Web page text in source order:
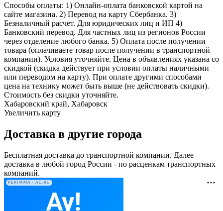
Способы оплаты: 1) Онлайн-оплата банковской картой на
сайте магазина. 2) Перевод на карту Сбербанка. 3)
Безналичный расчет. Для юридических лиц и ИП 4)
Банковский перевод. Для частных лиц из регионов России
через отделение любого банка. 5) Оплата после получении
товара (оплачиваете товар после получении в транспортной
компании). Условия уточняйте. Цена в объявлениях указана со
скидкой (скидка действует при условии оплаты наличными
или переводом на карту). При оплате другими способами
цена на технику может быть выше (не действовать скидки).
Стоимость без скидки уточняйте.
Хабаровский край, Хабаровск
Увеличить карту
Доставка в другие города
Бесплатная доставка до транспортной компании. Далее
доставка в любой город России - по расценкам транспортных
компаний.
РЕКЛАМА • AU.RU